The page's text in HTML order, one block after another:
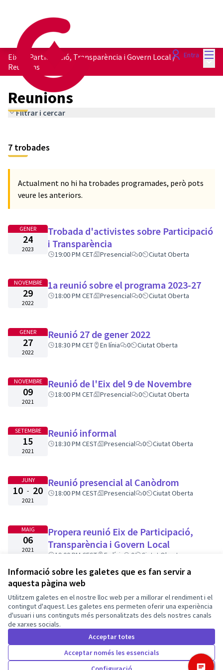
Informació sobre les galetes que es fan servir a
aquesta pàgina web
Utilitzem galetes en el nostre lloc web per a millorar el rendiment i el
contingut d'aquest. Les galetes ens permeten oferir una experiència
d'usuari i uns continguts més personalitzats des dels nostres canals
de xarxes socials.
Acceptar totes
Acceptar només les essencials
Entra
Eix de Participació, Transparència i Govern Local /
Reunions
Reunions
Filtrar i cercar
+
−
7 trobades
Actualment no hi ha trobades programades, però pots
veure les anteriors.
GENER
24
2023
Trobada d'activistes sobre Participació
i Transparència
19:00 PM CET Presencial 0 Ciutat Oberta
NOVEMBRE
29
2022
1a reunió sobre el programa 2023-27
18:00 PM CET Presencial 0 Ciutat Oberta
GENER
27
2022
Reunió 27 de gener 2022
18:30 PM CET En línia 0 Ciutat Oberta
NOVEMBRE
09
2021
Reunió de l'Eix del 9 de Novembre
18:00 PM CET Presencial 0 Ciutat Oberta
SETEMBRE
15
2021
Reunió informal
18:30 PM CEST Presencial 0 Ciutat Oberta
JUNY
10 - 20
2021
Reunió presencial al Canòdrom
18:00 PM CEST Presencial 0 Ciutat Oberta
MAIG
06
2021
Propera reunió Eix de Participació,
Transparència i Govern Local
19:00 PM CEST En línia 0 Ciutat Oberta
Termes i condicions d'ús
Configuració de les galetes
Barcelona En Comú a X
(Enllaç extern)
Barcelona En Comú a Facebook
(Enllaç extern)
Barcelona En Comú a Instagram
(Enllaç extern)
Barcelona En Comú a YouTube
(Enllaç extern)
Català
Triar la llenguaElegir el idioma
Amb
(Enllaç